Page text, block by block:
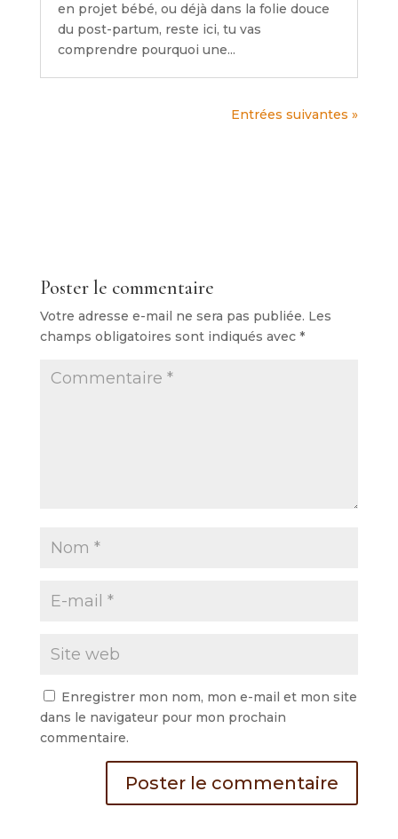
en projet bébé, ou déjà dans la folie douce
du post-partum, reste ici, tu vas
comprendre pourquoi une...
Entrées suivantes »
Poster le commentaire
Votre adresse e-mail ne sera pas publiée. Les
champs obligatoires sont indiqués avec *
Enregistrer mon nom, mon e-mail et mon site
dans le navigateur pour mon prochain
commentaire.